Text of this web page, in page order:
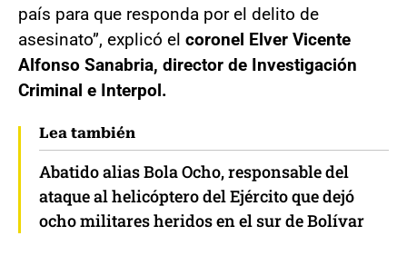
país para que responda por el delito de
asesinato”, explicó el coronel Elver Vicente
Alfonso Sanabria, director de Investigación
Criminal e Interpol.
Lea también
Abatido alias Bola Ocho, responsable del
ataque al helicóptero del Ejército que dejó
ocho militares heridos en el sur de Bolívar